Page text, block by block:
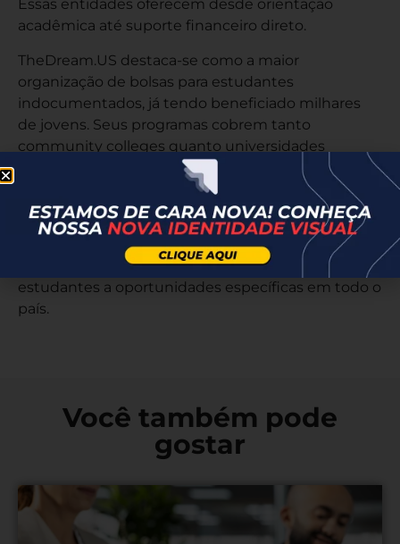
Essas entidades oferecem desde orientação
acadêmica até suporte financeiro direto.
TheDream.US destaca-se como a maior
organização de bolsas para estudantes
indocumentados, já tendo beneficiado milhares
de jovens. Seus programas cobrem tanto
community colleges quanto universidades
Immigrants Rising proporciona recursos
abrangentes incluindo guias de aplicação,
workshops preparatórios e mentorias
individualizadas. Sua plataforma online conecta
estudantes a oportunidades específicas em todo o
país.
Você também pode
gostar